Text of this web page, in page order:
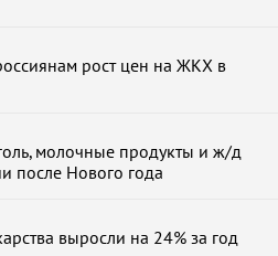
рост цен на ЖКХ в
молочные продукты и ж/д
после Нового года
выросли на 24% за год